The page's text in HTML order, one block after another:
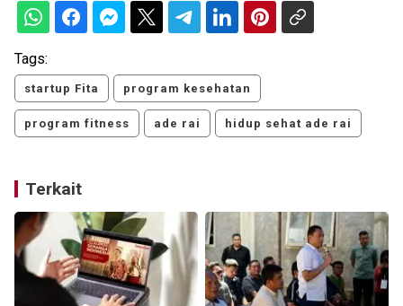
Tags:
startup Fita program kesehatan
program fitness ade rai hidup sehat ade rai
Terkait